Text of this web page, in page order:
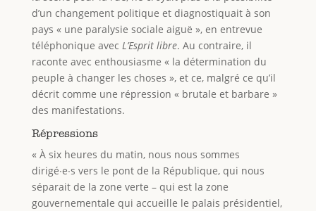
d’un changement politique et diagnostiquait à son
pays « une paralysie sociale aiguë », en entrevue
téléphonique avec L’Esprit libre. Au contraire, il
raconte avec enthousiasme « la détermination du
peuple à changer les choses », et ce, malgré ce qu’il
décrit comme une répression « brutale et barbare »
des manifestations.
Répressions
« À six heures du matin, nous nous sommes
dirigé∙e∙s vers le pont de la République, qui nous
séparait de la zone verte – qui est la zone
gouvernementale qui accueille le palais présidentiel,